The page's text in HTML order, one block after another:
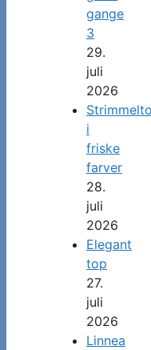
gange
3
29.
juli
2026
i
friske
farver
28.
juli
2026
Elegant
top
27.
juli
2026
Linnea